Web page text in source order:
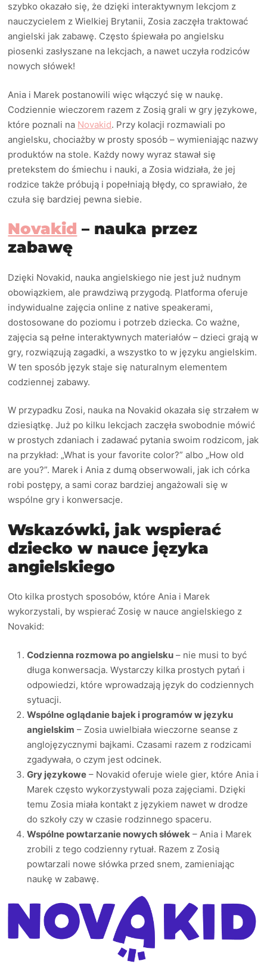
szybko okazało się, że dzięki interaktywnym lekcjom z
nauczycielem z Wielkiej Brytanii, Zosia zaczęła traktować
angielski jak zabawę. Często śpiewała po angielsku
piosenki zasłyszane na lekcjach, a nawet uczyła rodziców
nowych słówek!
Ania i Marek postanowili więc włączyć się w naukę.
Codziennie wieczorem razem z Zosią grali w gry językowe,
które poznali na Novakid. Przy kolacji rozmawiali po
angielsku, chociażby w prosty sposób – wymieniając nazwy
produktów na stole. Każdy nowy wyraz stawał się
pretekstem do śmiechu i nauki, a Zosia widziała, że jej
rodzice także próbują i popełniają błędy, co sprawiało, że
czuła się bardziej pewna siebie.
Novakid – nauka przez
zabawę
Dzięki Novakid, nauka angielskiego nie jest już nudnym
obowiązkiem, ale prawdziwą przygodą. Platforma oferuje
indywidualne zajęcia online z native speakerami,
dostosowane do poziomu i potrzeb dziecka. Co ważne,
zajęcia są pełne interaktywnych materiałów – dzieci grają w
gry, rozwiązują zagadki, a wszystko to w języku angielskim.
W ten sposób język staje się naturalnym elementem
codziennej zabawy.
W przypadku Zosi, nauka na Novakid okazała się strzałem w
dziesiątkę. Już po kilku lekcjach zaczęła swobodnie mówić
w prostych zdaniach i zadawać pytania swoim rodzicom, jak
na przykład: „What is your favorite color?” albo „How old
are you?”. Marek i Ania z dumą obserwowali, jak ich córka
robi postępy, a sami coraz bardziej angażowali się w
wspólne gry i konwersacje.
Wskazówki, jak wspierać
dziecko w nauce języka
angielskiego
Oto kilka prostych sposobów, które Ania i Marek
wykorzystali, by wspierać Zosię w nauce angielskiego z
Novakid:
Codzienna rozmowa po angielsku – nie musi to być
długa konwersacja. Wystarczy kilka prostych pytań i
odpowiedzi, które wprowadzają język do codziennych
sytuacji.
Wspólne oglądanie bajek i programów w języku
angielskim – Zosia uwielbiała wieczorne seanse z
anglojęzycznymi bajkami. Czasami razem z rodzicami
zgadywała, o czym jest odcinek.
Gry językowe – Novakid oferuje wiele gier, które Ania i
Marek często wykorzystywali poza zajęciami. Dzięki
temu Zosia miała kontakt z językiem nawet w drodze
do szkoły czy w czasie rodzinnego spaceru.
Wspólne powtarzanie nowych słówek – Ania i Marek
zrobili z tego codzienny rytuał. Razem z Zosią
powtarzali nowe słówka przed snem, zamieniając
naukę w zabawę.